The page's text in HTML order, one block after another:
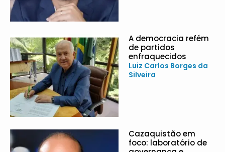
A democracia refém
de partidos
enfraquecidos
Luiz Carlos Borges da
Silveira
Cazaquistão em
foco: laboratório de